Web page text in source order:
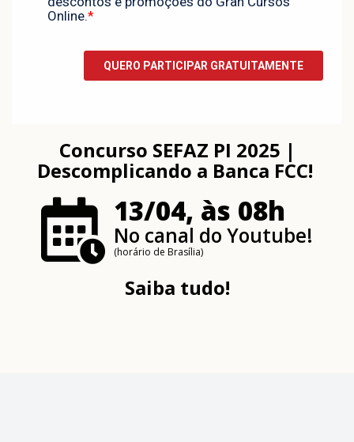
Concurso SEFAZ PI 2025 |
Descomplicando a Banca FCC!
13/04, às 08h
No canal do Youtube!
(horário de Brasília)
Saiba tudo!